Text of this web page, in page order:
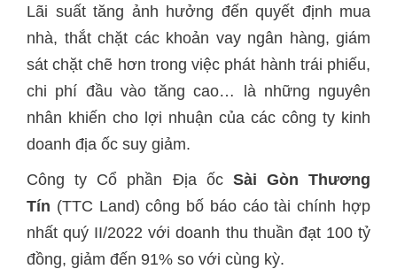
Lãi suất tăng ảnh hưởng đến quyết định mua
nhà, thắt chặt các khoản vay ngân hàng, giám
sát chặt chẽ hơn trong việc phát hành trái phiếu,
chi phí đầu vào tăng cao… là những nguyên
nhân khiến cho lợi nhuận của các công ty kinh
doanh địa ốc suy giảm.
Công ty Cổ phần Địa ốc Sài Gòn Thương
Tín (TTC Land) công bố báo cáo tài chính hợp
nhất quý II/2022 với doanh thu thuần đạt 100 tỷ
đồng, giảm đến 91% so với cùng kỳ.